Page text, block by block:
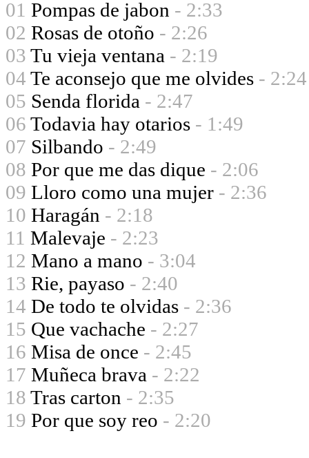
01 Pompas de jabon - 2:33
02 Rosas de otoño - 2:26
03 Tu vieja ventana - 2:19
04 Te aconsejo que me olvides - 2:24
05 Senda florida - 2:47
06 Todavia hay otarios - 1:49
07 Silbando - 2:49
08 Por que me das dique - 2:06
09 Lloro como una mujer - 2:36
10 Haragán - 2:18
11 Malevaje - 2:23
12 Mano a mano - 3:04
13 Rie, payaso - 2:40
14 De todo te olvidas - 2:36
15 Que vachache - 2:27
16 Misa de once - 2:45
17 Muñeca brava - 2:22
18 Tras carton - 2:35
19 Por que soy reo - 2:20